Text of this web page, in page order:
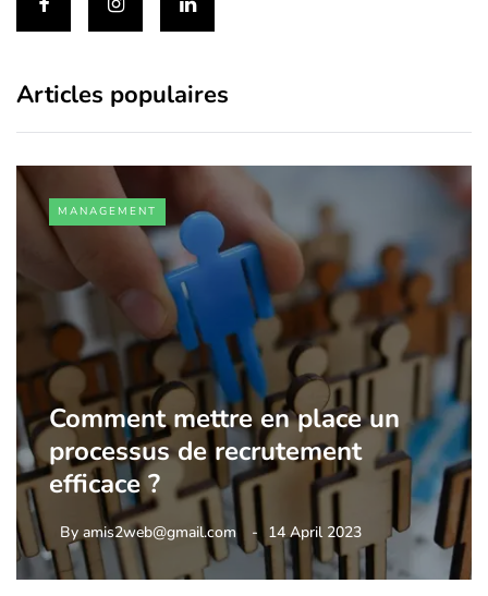
Articles populaires
MANAGEMENT
Comment mettre en place un
processus de recrutement
efficace ?
By amis2web@gmail.com 14 April 2023